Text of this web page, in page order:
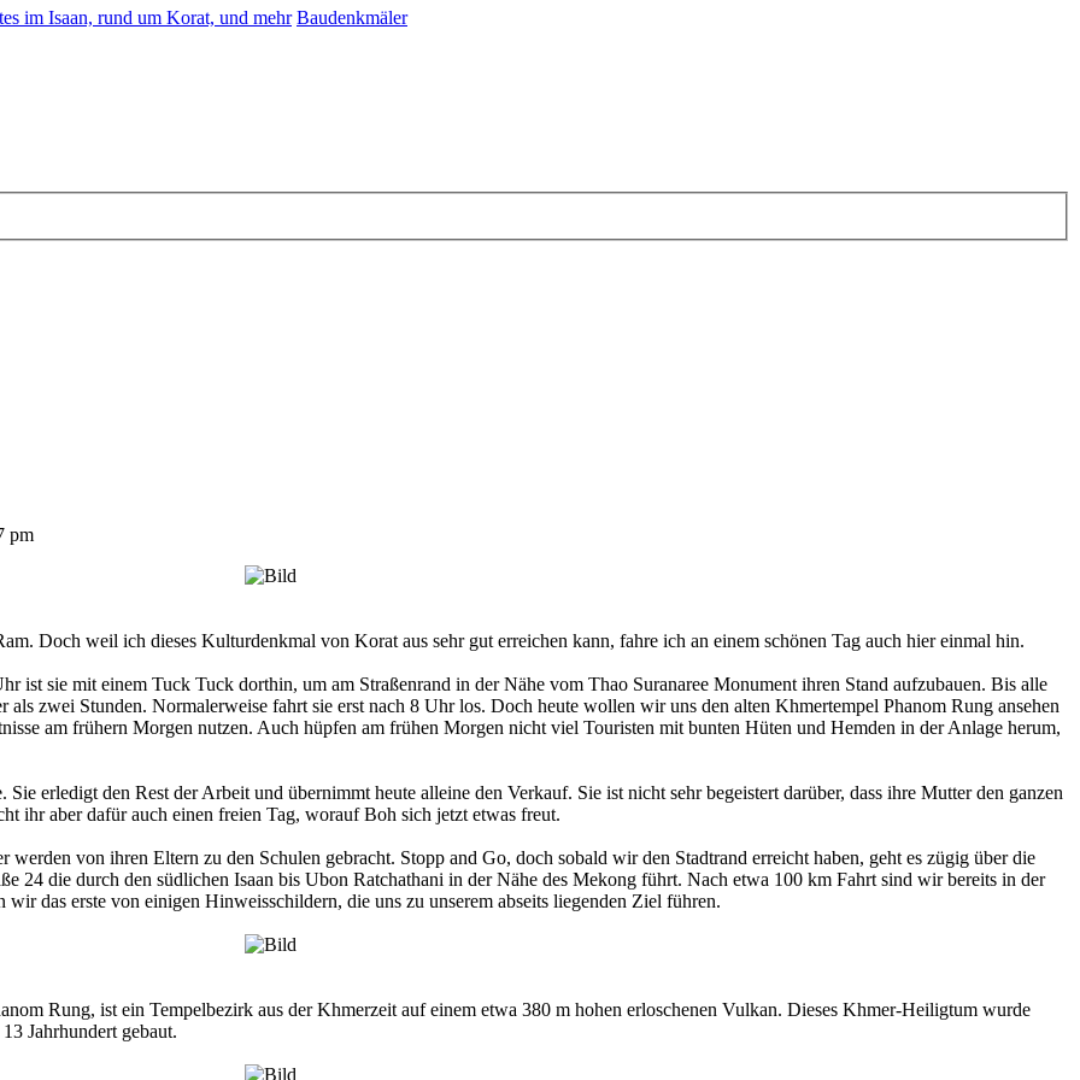
im Isaan, rund um Korat, und mehr Baudenkmäler
pm
Doch weil ich dieses Kulturdenkmal von Korat aus sehr gut erreichen kann, fahre ich an einem schönen Tag auch hier einmal hin.
ist sie mit einem Tuck Tuck dorthin, um am Straßenrand in der Nähe vom Thao Suranaree Monument ihren Stand aufzubauen. Bis alle
als zwei Stunden. Normalerweise fahrt sie erst nach 8 Uhr los. Doch heute wollen wir uns den alten Khmertempel Phanom Rung ansehen
am frühern Morgen nutzen. Auch hüpfen am frühen Morgen nicht viel Touristen mit bunten Hüten und Hemden in der Anlage herum,
erledigt den Rest der Arbeit und übernimmt heute alleine den Verkauf. Sie ist nicht sehr begeistert darüber, dass ihre Mutter den ganzen
ihr aber dafür auch einen freien Tag, worauf Boh sich jetzt etwas freut.
von ihren Eltern zu den Schulen gebracht. Stopp and Go, doch sobald wir den Stadtrand erreicht haben, geht es zügig über die
24 die durch den südlichen Isaan bis Ubon Ratchathani in der Nähe des Mekong führt. Nach etwa 100 km Fahrt sind wir bereits in der
das erste von einigen Hinweisschildern, die uns zu unserem abseits liegenden Ziel führen.
Rung, ist ein Tempelbezirk aus der Khmerzeit auf einem etwa 380 m hohen erloschenen Vulkan. Dieses Khmer-Heiligtum wurde
Jahrhundert gebaut.